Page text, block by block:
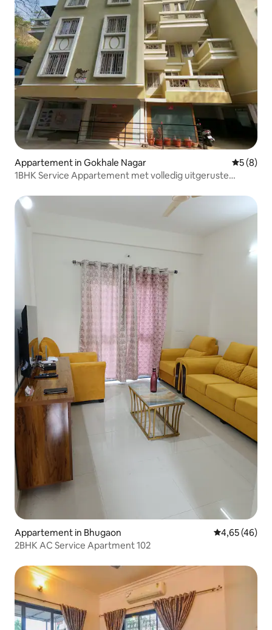
Appartement in Gokhale Nagar
5 (8)
1BHK Service Appartement met volledig uitgeruste
Appartement in Bhugaon Gemiddelde
4,65 (46)
2BHK AC Service Apartment 102